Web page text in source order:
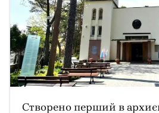
Створено перший в